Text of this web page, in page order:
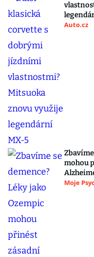
Auto.cz
mohou
Moje